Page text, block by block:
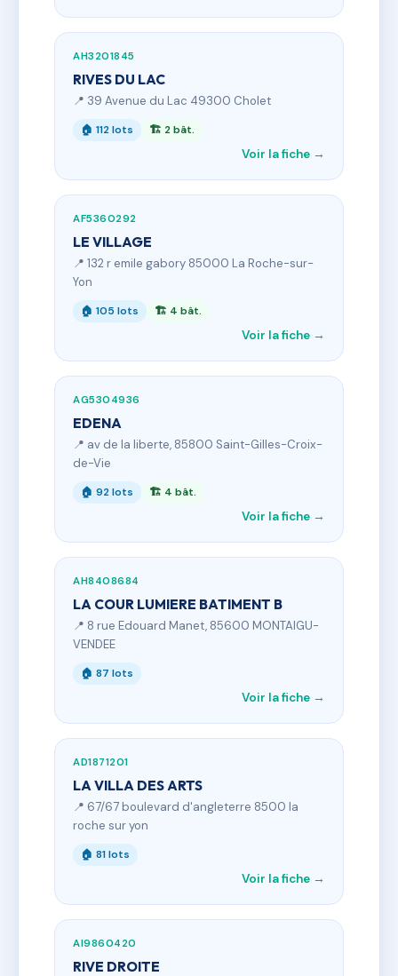
AH3201845
RIVES DU LAC
📍 39 Avenue du Lac 49300 Cholet
🏠 112 lots 🏗 2 bât.
Voir la fiche →
AF5360292
LE VILLAGE
📍 132 r emile gabory 85000 La Roche-sur-
Yon
🏠 105 lots 🏗 4 bât.
Voir la fiche →
AG5304936
EDENA
📍 av de la liberte, 85800 Saint-Gilles-Croix-
de-Vie
🏠 92 lots 🏗 4 bât.
Voir la fiche →
AH8408684
LA COUR LUMIERE BATIMENT B
📍 8 rue Edouard Manet, 85600 MONTAIGU-
VENDEE
🏠 87 lots
Voir la fiche →
AD1871201
LA VILLA DES ARTS
📍 67/67 boulevard d'angleterre 8500 la
roche sur yon
🏠 81 lots
Voir la fiche →
AI9860420
RIVE DROITE